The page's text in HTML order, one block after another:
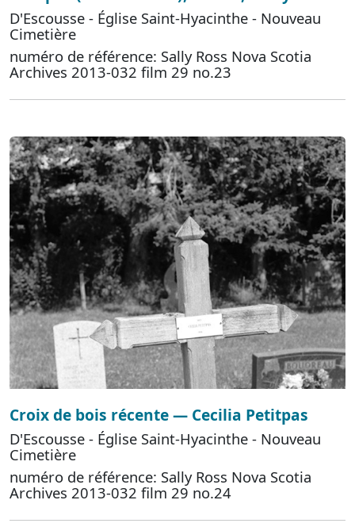
D'Escousse - Église Saint-Hyacinthe - Nouveau
Cimetière
numéro de référence: Sally Ross Nova Scotia
Archives 2013-032 film 29 no.23
Croix de bois récente — Cecilia Petitpas
D'Escousse - Église Saint-Hyacinthe - Nouveau
Cimetière
numéro de référence: Sally Ross Nova Scotia
Archives 2013-032 film 29 no.24